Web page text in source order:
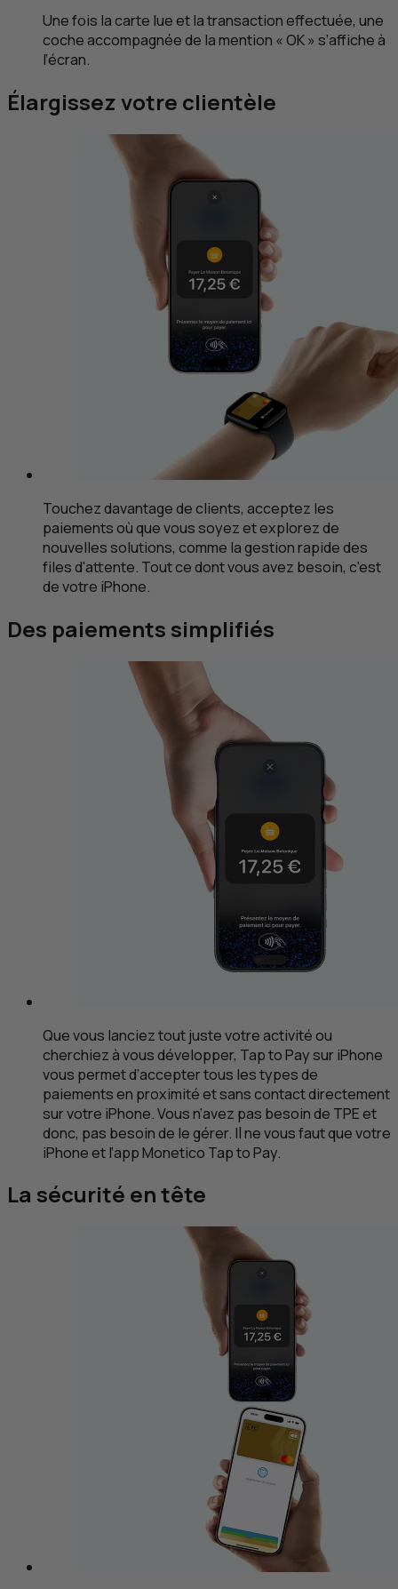
Une fois la carte lue et la transaction effectuée, une
coche accompagnée de la mention « OK » s’affiche à
l’écran.
Élargissez votre clientèle
Touchez davantage de clients, acceptez les
paiements où que vous soyez et explorez de
nouvelles solutions, comme la gestion rapide des
files d'attente. Tout ce dont vous avez besoin, c'est
de votre iPhone.
Des paiements simplifiés
Que vous lanciez tout juste votre activité ou
cherchiez à vous développer, Tap to Paysur iPhone
vous permet d’accepter tous les types de
paiements en proximité et sans contact directement
sur votre iPhone. Vous n’avez pas besoin de TPEet
donc, pas besoin de le gérer. Il ne vous faut que votre
iPhone et l’app Monetico Tap to Pay.
La sécurité en tête